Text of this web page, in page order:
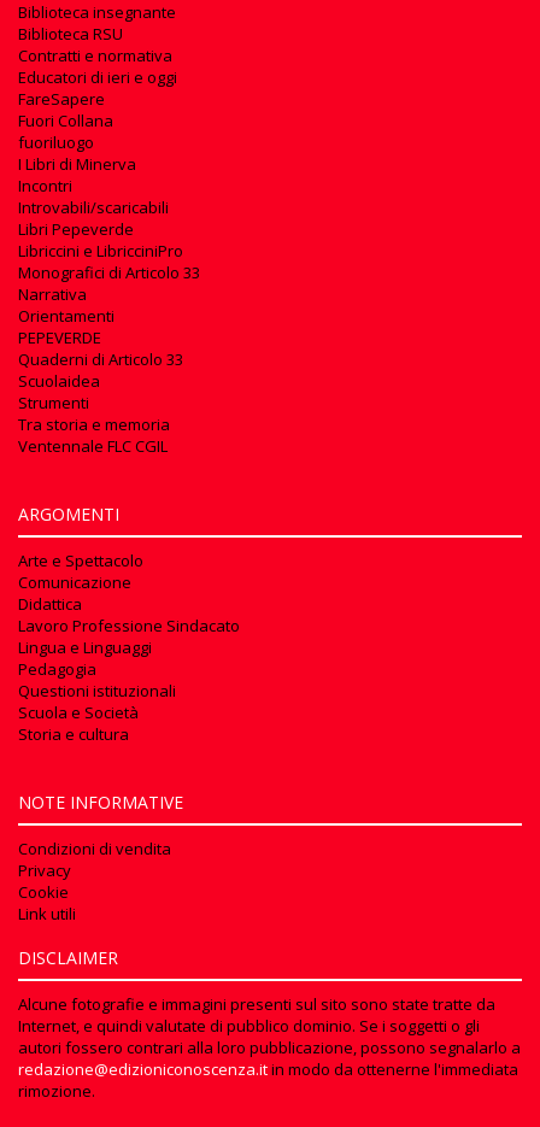
Biblioteca insegnante
Biblioteca RSU
Contratti e normativa
Educatori di ieri e oggi
FareSapere
Fuori Collana
fuoriluogo
I Libri di Minerva
Incontri
Introvabili/scaricabili
Libri Pepeverde
Libriccini e LibricciniPro
Monografici di Articolo 33
Narrativa
Orientamenti
PEPEVERDE
Quaderni di Articolo 33
Scuolaidea
Strumenti
Tra storia e memoria
Ventennale FLC CGIL
ARGOMENTI
Arte e Spettacolo
Comunicazione
Didattica
Lavoro Professione Sindacato
Lingua e Linguaggi
Pedagogia
Questioni istituzionali
Scuola e Società
Storia e cultura
NOTE INFORMATIVE
Condizioni di vendita
Privacy
Cookie
Link utili
DISCLAIMER
Alcune fotografie e immagini presenti sul sito sono state tratte da
Internet, e quindi valutate di pubblico dominio. Se i soggetti o gli
autori fossero contrari alla loro pubblicazione, possono segnalarlo a
redazione@edizioniconoscenza.itin modo da ottenerne l'immediata
rimozione.